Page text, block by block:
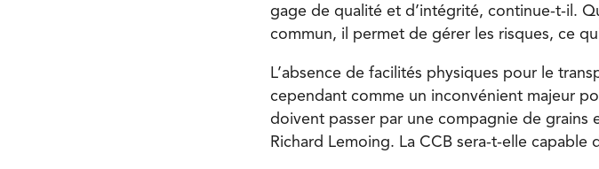
gage de qualité et d’intégrité, continue-t-il.
commun, il permet de gérer les risques, ce
L’absence de facilités physiques pour le
cependant comme un inconvénient majeur
doivent passer par une compagnie de
Richard Lemoing. La CCB sera-t-elle